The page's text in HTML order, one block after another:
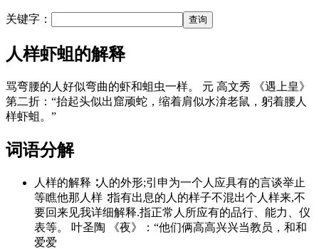
关键字：
人样虾蛆的解释
骂弯腰的人好似弯曲的虾和蛆虫一样。 元 高文秀 《遇上皇》
第二折：“抬起头似出窟顽蛇，缩着肩似水渰老鼠，躬着腰人
样虾蛆。”
词语分解
人样的解释 ∶人的外形;引申为一个人应具有的言谈举止
等瞧他那人样 ∶指有出息的人的样子不混出个人样来,不
要回来见我详细解释.指正常人所应有的品行、能力、仪
表等。 叶圣陶 《夜》：“他们俩高高兴兴当教员，和和
爱爱